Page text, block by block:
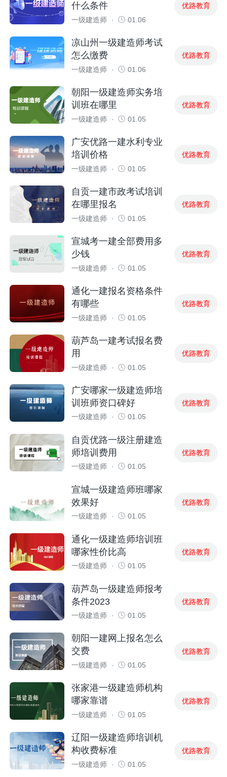
什么条件
一级建造师 · 01.06
优路教育
凉山州一级建造师考试
怎么缴费
一级建造师 · 01.06
优路教育
朝阳一级建造师实务培
训班在哪里
一级建造师 · 01.05
优路教育
广安优路一建水利专业
培训价格
一级建造师 · 01.05
优路教育
自贡一建市政考试培训
在哪里报名
一级建造师 · 01.05
优路教育
宣城考一建全部费用多
少钱
一级建造师 · 01.05
优路教育
通化一建报名资格条件
有哪些
一级建造师 · 01.05
优路教育
葫芦岛一建考试报名费
用
一级建造师 · 01.05
优路教育
广安哪家一级建造师培
训班师资口碑好
一级建造师 · 01.05
优路教育
自贡优路一级注册建造
师培训费用
一级建造师 · 01.05
优路教育
宣城一级建造师班哪家
效果好
一级建造师 · 01.05
优路教育
通化一级建造师培训班
哪家性价比高
一级建造师 · 01.05
优路教育
葫芦岛一级建造师报考
条件2023
一级建造师 · 01.05
优路教育
朝阳一建网上报名怎么
交费
一级建造师 · 01.05
优路教育
张家港一级建造师机构
哪家靠谱
一级建造师 · 01.05
优路教育
辽阳一级建造师培训机
构收费标准
一级建造师 · 01.05
优路教育